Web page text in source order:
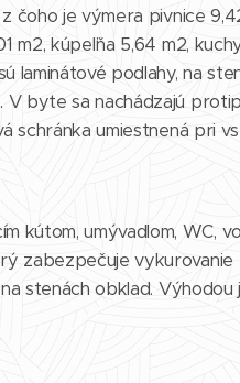
čoho je výmera pivnice
m2, kúpeľňa 5,64 m2,
laminátové podlahy, na
byte sa nachádzajú
umiestnená pri
kútom, umývadlom, WC,
zabezpečuje
stenách obklad. Výhodou